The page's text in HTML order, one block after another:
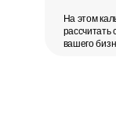
На этом
рассчитать
вашего